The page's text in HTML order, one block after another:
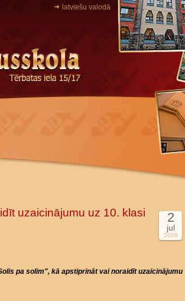
latviešu valodā
uzaicinājumu uz 10. klasi 2
jul
2026
pa solim", kā apstiprināt vai noraidīt uzaicinājumu